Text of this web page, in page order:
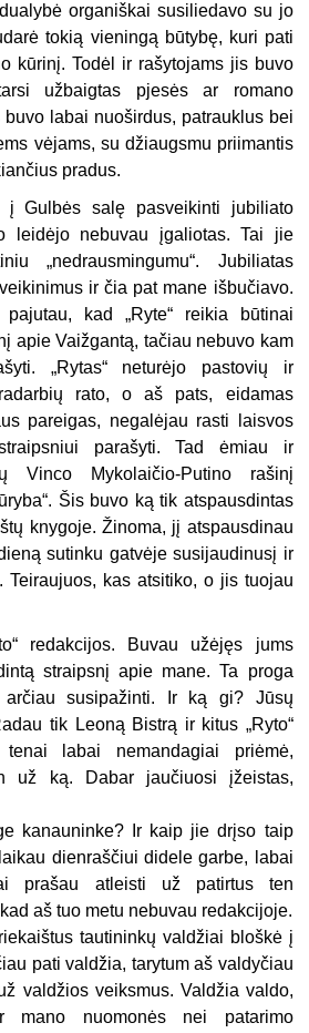
organiškai susiliedavo su jo
tokią vieningą būtybę, kuri pati
kūrinį. Todėl ir rašytojams jis buvo
užbaigtas pjesės ar romano
labai nuoširdus, patrauklus bei
vėjams, su džiaugsmu priimantis
pradus.
Gulbės salę pasveikinti jubiliato
leidėjo nebuvau įgaliotas. Tai jie
„nedrausmingumu“. Jubiliatas
ir čia pat mane išbučiavo.
kad „Ryte“ reikia būtinai
apie Vaižgantą, tačiau nebuvo kam
„Rytas“ neturėjo pastovių ir
rato, o aš pats, eidamas
pareigas, negalėjau rasti laisvos
parašyti. Tad ėmiau ir
Vinco Mykolaičio-Putino rašinį
Šis buvo ką tik atspausdintas
knygoje. Žinoma, jį atspausdinau
sutinku gatvėje susijaudinusį ir
Teiraujuos, kas atsitiko, o jis tuojau
redakcijos. Buvau užėjęs jums
straipsnį apie mane. Ta proga
susipažinti. Ir ką gi? Jūsų
tik Leoną Bistrą ir kitus „Ryto“
labai nemandagiai priėmė,
už ką. Dabar jaučiuosi įžeistas,
kanauninke? Ir kaip jie drįso taip
dienraščiui didele garbe, labai
prašau atleisti už patirtus ten
aš tuo metu nebuvau redakcijoje.
tautininkų valdžiai bloškė į
pati valdžia, tarytum aš valdyčiau
valdžios veiksmus. Valdžia valdo,
nuomonės nei patarimo